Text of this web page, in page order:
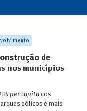
de
nos municípios
per capitados
eólicos é mais